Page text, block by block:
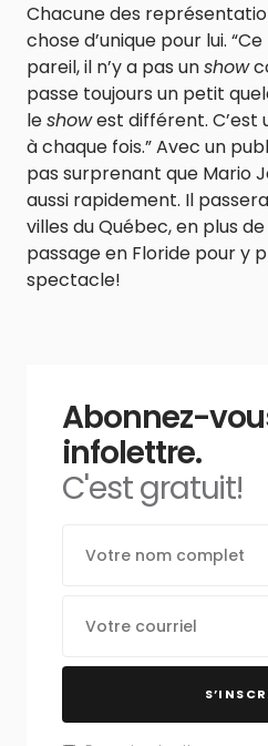
Chacune des
chose d’unique pour lui.
pareil, il n’y a pas unshow
passe toujours un petit
leshowest différent. C’est
à chaque fois.” Avec un
pas surprenant que Mario
aussi rapidement. Il
villes du Québec, en plus
passage en Floride pour y
spectacle!
Abonnez-
infolettre.
C'est gratuit!